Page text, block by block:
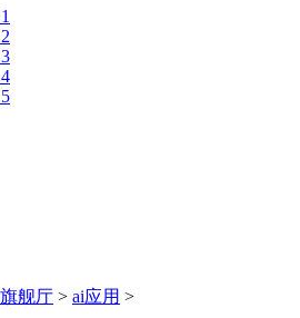
舰厅 > ai应用 >